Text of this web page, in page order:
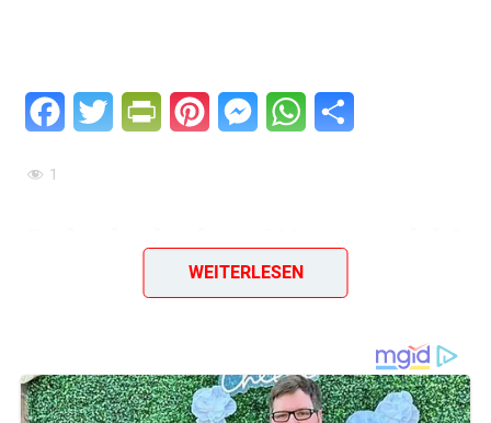
FacebookTwitter PrintFriendly
PinterestMessengerWhatsApp
1
Schokoladen-Watruschki
Diese Zutaten brauchen wir…
WEITERLESEN